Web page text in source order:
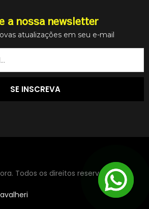
a nossa newsletter
atualizações em seu e-mail
SE INSCREVA
Todos os direitos reservados.